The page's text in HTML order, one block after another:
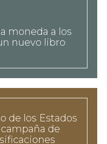
moneda a los
nuevo libro
de los Estados
de